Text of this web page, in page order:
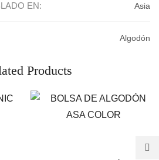
EN: Asia
Algodón
Products